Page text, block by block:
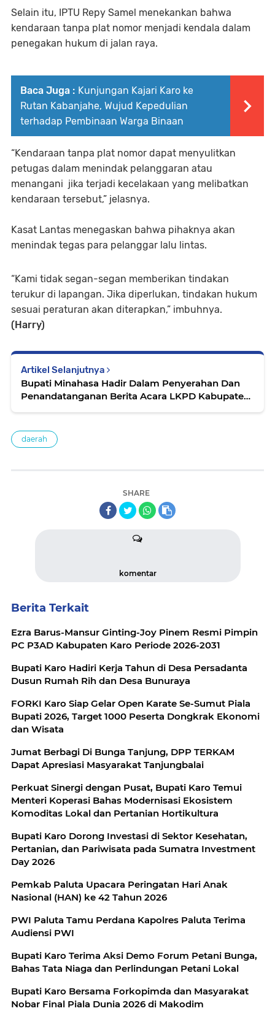
Selain itu, IPTU Repy Samel menekankan bahwa
kendaraan tanpa plat nomor menjadi kendala dalam
penegakan hukum di jalan raya.
Baca Juga : Kunjungan Kajari Karo ke
Rutan Kabanjahe, Wujud Kepedulian
terhadap Pembinaan Warga Binaan
“Kendaraan tanpa plat nomor dapat menyulitkan
petugas dalam menindak pelanggaran atau
menangani jika terjadi kecelakaan yang melibatkan
kendaraan tersebut,” jelasnya.
Kasat Lantas menegaskan bahwa pihaknya akan
menindak tegas para pelanggar lalu lintas.
“Kami tidak segan-segan memberikan tindakan
terukur di lapangan. Jika diperlukan, tindakan hukum
sesuai peraturan akan diterapkan,” imbuhnya.
(Harry)
Artikel Selanjutnya
Bupati Minahasa Hadir Dalam Penyerahan Dan
Penandatanganan Berita Acara LKPD Kabupaten
daerah
SHARE
komentar
Berita Terkait
Ezra Barus-Mansur Ginting-Joy Pinem Resmi Pimpin
PC P3AD Kabupaten Karo Periode 2026-2031
Bupati Karo Hadiri Kerja Tahun di Desa Persadanta
Dusun Rumah Rih dan Desa Bunuraya
FORKI Karo Siap Gelar Open Karate Se-Sumut Piala
Bupati 2026, Target 1000 Peserta Dongkrak Ekonomi
dan Wisata
Jumat Berbagi Di Bunga Tanjung, DPP TERKAM
Dapat Apresiasi Masyarakat Tanjungbalai
Perkuat Sinergi dengan Pusat, Bupati Karo Temui
Menteri Koperasi Bahas Modernisasi Ekosistem
Komoditas Lokal dan Pertanian Hortikultura
Bupati Karo Dorong Investasi di Sektor Kesehatan,
Pertanian, dan Pariwisata pada Sumatra Investment
Day 2026
Pemkab Paluta Upacara Peringatan Hari Anak
Nasional (HAN) ke 42 Tahun 2026
PWI Paluta Tamu Perdana Kapolres Paluta Terima
Audiensi PWI
Bupati Karo Terima Aksi Demo Forum Petani Bunga,
Bahas Tata Niaga dan Perlindungan Petani Lokal
Bupati Karo Bersama Forkopimda dan Masyarakat
Nobar Final Piala Dunia 2026 di Makodim